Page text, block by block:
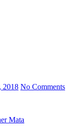
2018 No Comments
Mata